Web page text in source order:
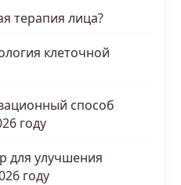
терапия лица?
клеточной
способ
году
для улучшения
году